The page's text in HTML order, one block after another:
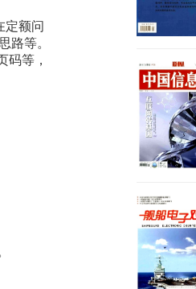
定额问
路等。
码等，